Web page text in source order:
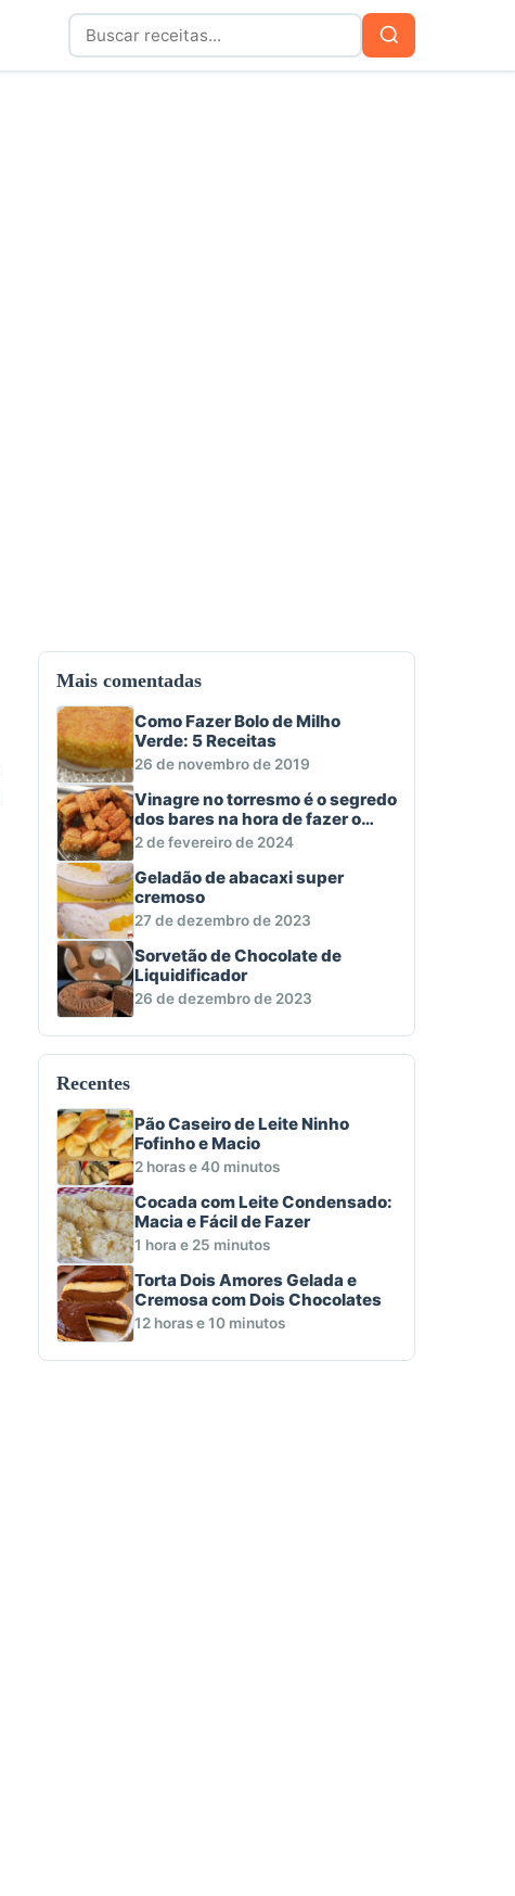
Buscar
por:
Buscar
Mais comentadas
Como Fazer Bolo de Milho
Verde: 5 Receitas
26 de novembro de 2019
Vinagre no torresmo é o segredo
dos bares na hora de fazer o
aperitivo macio e crocante
2 de fevereiro de 2024
Geladão de abacaxi super
cremoso
27 de dezembro de 2023
Sorvetão de Chocolate de
Liquidificador
26 de dezembro de 2023
Recentes
Pão Caseiro de Leite Ninho
Fofinho e Macio
2 horas e 40 minutos
Cocada com Leite Condensado:
Macia e Fácil de Fazer
1 hora e 25 minutos
Torta Dois Amores Gelada e
Cremosa com Dois Chocolates
12 horas e 10 minutos